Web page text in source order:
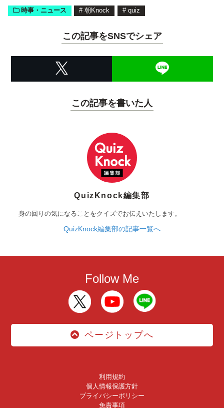
時事・ニュース # 朝Knock # quiz
この記事をSNSでシェア
この記事を書いた人
QuizKnock編集部
身の回りの気になることをクイズでお伝えいたします。
QuizKnock編集部の記事一覧へ
Follow Me
ページトップへ
利用規約
個人情報保護方針
プライバシーポリシー
免責事項